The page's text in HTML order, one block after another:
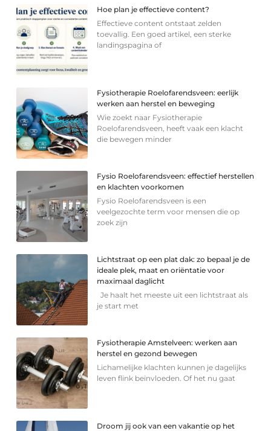
Hoe plan je effectieve content?
Effectieve content ontstaat zelden
toevallig. Een goed artikel, een sterke
landingspagina of
Fysiotherapie Roelofarendsveen: eerlijk
werken aan herstel en beweging
Wie zoekt naar Fysiotherapie
Roelofarendsveen, heeft vaak een klacht
die bewegen minder
Fysio Roelofarendsveen: effectief herstellen
en klachten voorkomen
Fysio Roelofarendsveen is een
veelgezochte term voor mensen die op
zoek zijn
Lichtstraat op een plat dak: zo bepaal je de
ideale plek, maat en oriëntatie voor
maximaal daglicht
Je haalt het meeste uit een lichtstraat als
je start met
Fysiotherapie Amstelveen: werken aan
herstel en gezond bewegen
Lichamelijke klachten kunnen je dagelijks
leven flink beïnvloeden. Of het nu gaat
Droom jij ook van een vakantie op het